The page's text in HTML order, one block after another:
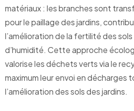
matériaux : les branches sont
pour le paillage des jardins,
l’amélioration de la fertilité des
d’humidité. Cette approche
valorise les déchets verts via le
maximum leur envoi en décharges
l’amélioration des sols des jardins.